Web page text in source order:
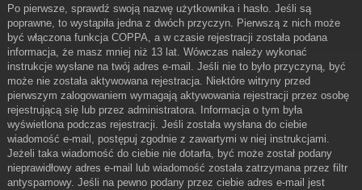
Po pierwsze, sprawdź swoją nazwę użytkownika i hasło. Jeśli są
poprawne, to wystąpiła jedna z dwóch przyczyn. Pierwszą z nich może
być włączona funkcja COPPA, a w czasie rejestracji została podana
informacja, że masz mniej niż 13 lat. Wówczas należy wykonać
instrukcje wysłane na twój adres e-mail. Jeśli nie to było przyczyną, być
może nie została aktywowana rejestracja. Niektóre witryny przed
pierwszym zalogowaniem wymagają aktywowania rejestracji przez osobę
rejestrującą się lub przez administratora. Informacja o tym była
wyświetlona podczas rejestracji. Jeśli została wysłana do ciebie
wiadomość e-mail, postępuj zgodnie z zawartymi w niej instrukcjami.
Jeżeli taka wiadomość do ciebie nie dotarła, być może został podany
nieprawidłowy adres e-mail lub wiadomość została zatrzymana przez filtr
antyspamowy. Jeśli na pewno podany przez ciebie adres e-mail jest